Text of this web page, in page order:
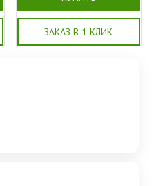
ЗАКАЗ В 1 КЛИК